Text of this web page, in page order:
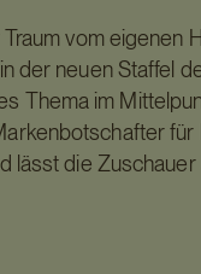
vom eigenen
der neuen Staffel
Thema im
lässt die